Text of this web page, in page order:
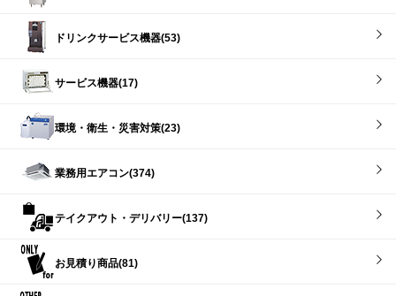
ドリンクサービス機器(53)
サービス機器(17)
環境・衛生・災害対策(23)
業務用エアコン(374)
テイクアウト・デリバリー(137)
お見積り商品(81)